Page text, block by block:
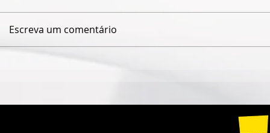
COMEMORARÁ OS 66 ANOS
OCUPAR O
EM
Escreva um comentário